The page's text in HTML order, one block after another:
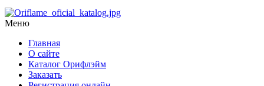
Меню
Главная
О сайте
Каталог Орифлэйм
Заказать